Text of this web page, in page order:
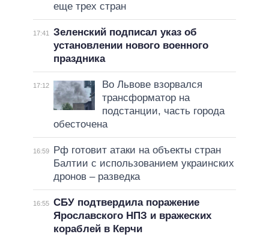
еще трех стран
17:41
Зеленский подписал указ об
установлении нового военного
праздника
17:12
Во Львове взорвался
трансформатор на
подстанции, часть города
обесточена
16:59
Рф готовит атаки на объекты стран
Балтии с использованием украинских
дронов – разведка
16:55 СБУ подтвердила поражение
Ярославского НПЗ и вражеских
кораблей в Керчи